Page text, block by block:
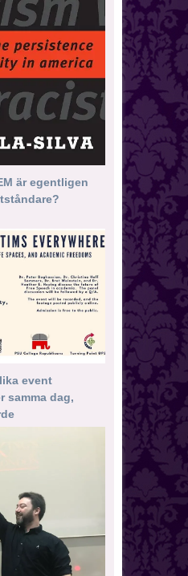
är egentligen
event
samma dag,